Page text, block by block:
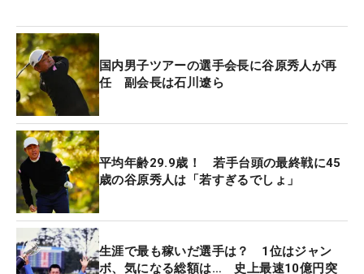
を把握してもらうことだった。そのための“発信”を
課題に挙げた。
「皆さんの力が必要だと思うんですが、メディアの
発信…ですね。一人ひとりの選手を覚えてもらう。
SNSもそうだし、そういうところをフル活用しても
っと一人ひとりが目立つように努力してくれると。
あとは自分たちが考えているビジョンなどを反映し
ていき、それに協力していただく形になると思いま
す」
国内男子ツアーの選手会長に谷原秀人が再
任 副会長は石川遼ら
平均年齢29.9歳！ 若手台頭の最終戦に45
歳の谷原秀人は「若すぎるでしょ」
生涯で最も稼いだ選手は？ 1位はジャン
ボ、気になる総額は… 史上最速10億円突